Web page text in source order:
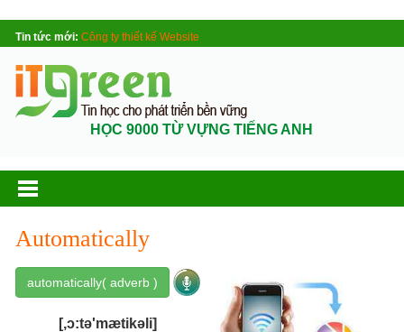
Tin tức mới: Công ty thiết kế Website
HỌC 9000 TỪ VỰNG TIẾNG ANH
Automatically
automatically( adverb )
[,ɔ:tə'mætikəli]